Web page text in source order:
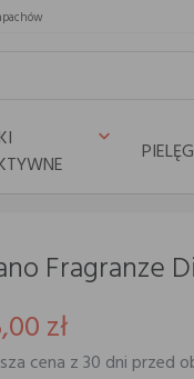
keyboard_arrow_down
Fragranze
zł
cena z 30 dni przed